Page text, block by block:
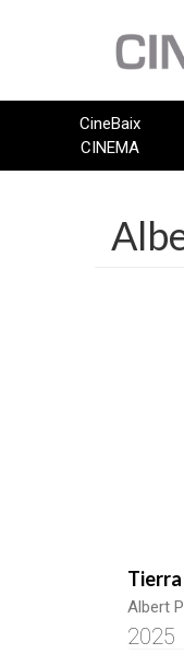
CineBaix
CINEMA
Albert
2025